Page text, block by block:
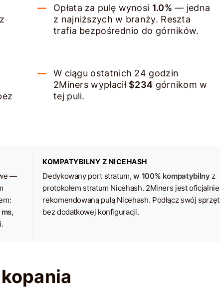
Opłata za pulę wynosi 1.0% — jedna
z najniższych w branży. Reszta
trafia bezpośrednio do górników.
W ciągu ostatnich 24 godzin
2Miners wypłacił $234 górnikom w
tej puli.
—
KOMPATYBILNY Z NICEHASH
Dedykowany port stratum,w 100% kompatybilny z
protokołem stratum Nicehash. 2Miners jest oficjalnie
rekomendowaną pulą Nicehash. Podłącz swój sprzęt
bez dodatkowej konfiguracji.